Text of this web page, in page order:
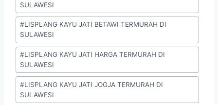
SULAWESI
#LISPLANG KAYU JATI BETAWI TERMURAH DI
SULAWESI
#LISPLANG KAYU JATI HARGA TERMURAH DI
SULAWESI
#LISPLANG KAYU JATI JOGJA TERMURAH DI
SULAWESI